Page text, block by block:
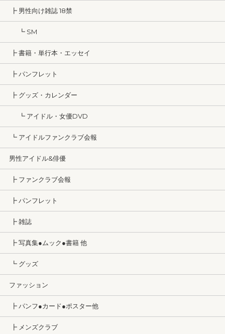
┣ 男性向け雑誌 18禁
┗ SM
┣ 書籍・単行本・エッセイ
┣ パンフレット
┣ グッズ・カレンダー
┗ アイドル・女優DVD
┗ アイドルファンクラブ会報
男性アイドル&俳優
┣ ファンクラブ会報
┣ パンフレット
┣ 雑誌
┣ 写真集●ムック●書籍 他
┗ グッズ
ファッション
┣ パンフ●カード●ポスター他
┣ メンズクラブ